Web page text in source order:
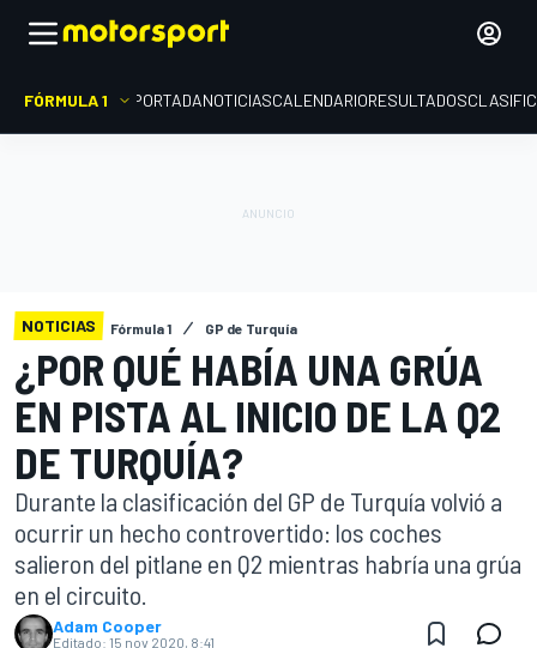
FÓRMULA 1 PORTADANOTICIASCALENDARIORESULTADOS
NOTICIAS Fórmula 1 GP de Turquía
¿POR QUÉ HABÍA UNA GRÚA
EN PISTA AL INICIO DE LA Q2
DE TURQUÍA?
Durante la clasificación del GP de Turquía volvió a
ocurrir un hecho controvertido: los coches
salieron del pitlane en Q2 mientras habría una grúa
en el circuito.
Adam Cooper
Editado: 15 nov 2020, 8:41